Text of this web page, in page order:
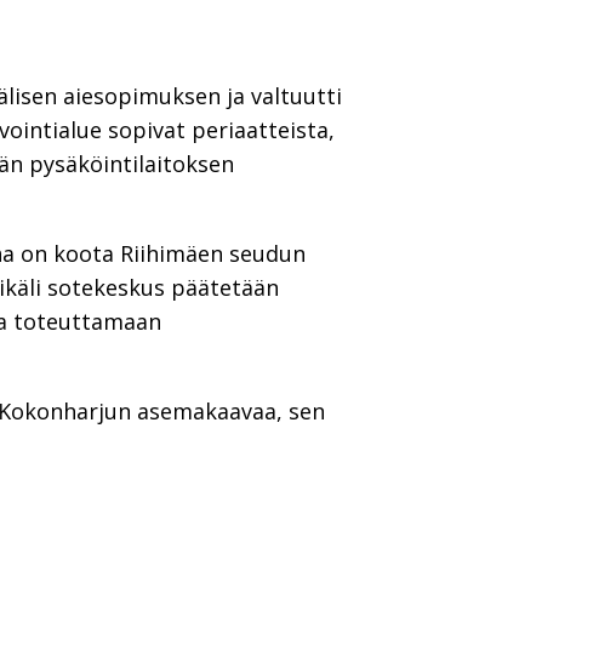
aiesopimuksen ja valtuutti
sopivat periaatteista,
pysäköintilaitoksen
on koota Riihimäen seudun
sotekeskus päätetään
toteuttamaan
asemakaavaa, sen